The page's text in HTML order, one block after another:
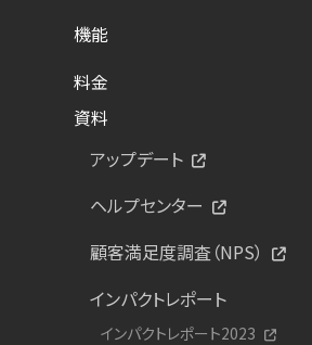
機能
料金
資料
アップデート
ヘルプセンター
顧客満足度調査（NPS）
インパクトレポート
インパクトレポート2023